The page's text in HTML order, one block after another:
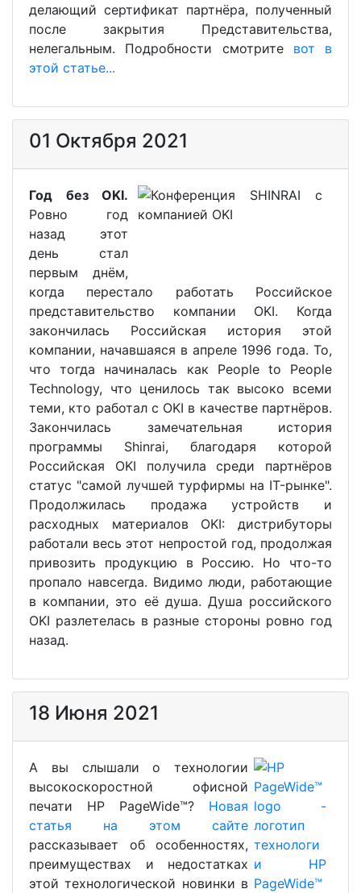
делающий сертификат партнёра, полученный
после закрытия Представительства,
нелегальным. Подробности смотрите вот в
этой статье...
01 Октября 2021
Год без OKI.
Ровно год
назад этот
день стал
первым днём,
когда перестало работать Российское
представительство компании OKI. Когда
закончилась Российская история этой
компании, начавшаяся в апреле 1996 года. То,
что тогда начиналась как People to People
Technology, что ценилось так высоко всеми
теми, кто работал с OKI в качестве партнёров.
Закончилась замечательная история
программы Shinrai, благодаря которой
Российская OKI получила среди партнёров
статус "самой лучшей турфирмы на IT-рынке".
Продолжилась продажа устройств и
расходных материалов OKI: дистрибуторы
работали весь этот непростой год, продолжая
привозить продукцию в Россию. Но что-то
пропало навсегда. Видимо люди, работающие
в компании, это её душа. Душа российского
OKI разлетелась в разные стороны ровно год
назад.
18 Июня 2021
А вы слышали о технологии
высокоскоростной офисной
печати HP PageWide™? Новая
статья на этом сайте
рассказывает об особенностях,
преимуществах и недостатках
этой технологической новинки в